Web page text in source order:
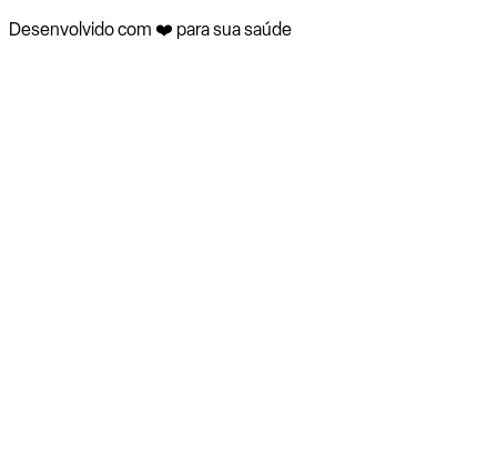
Desenvolvido com ❤️ para sua saúde